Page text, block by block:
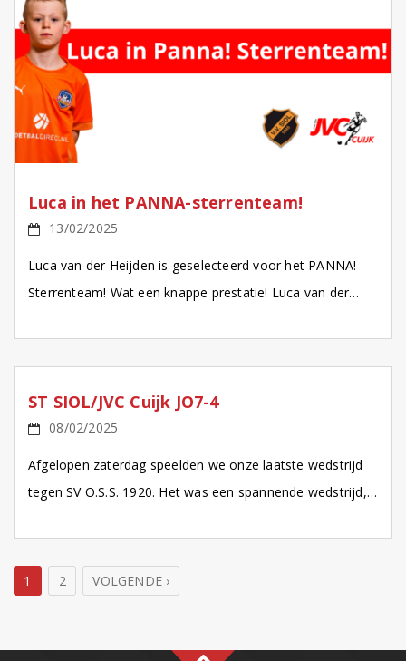
Luca in het PANNA-sterrenteam!
13/02/2025
Luca van der Heijden is geselecteerd voor het PANNA!
Sterrenteam! Wat een knappe prestatie! Luca van der
ST SIOL/JVC Cuijk JO7-4
08/02/2025
Afgelopen zaterdag speelden we onze laatste wedstrijd
tegen SV O.S.S. 1920. Het was een spannende wedstrijd,
1 2 VOLGENDE ›